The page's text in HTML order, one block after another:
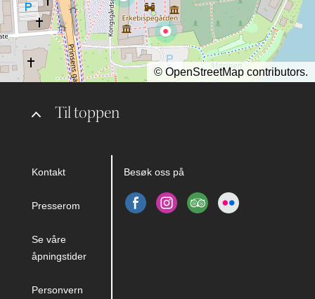
Til toppen
Kontakt
Presserom
Se våre
åpningstider
Personvern
Besøk oss på
© OpenStreetMap contributors.